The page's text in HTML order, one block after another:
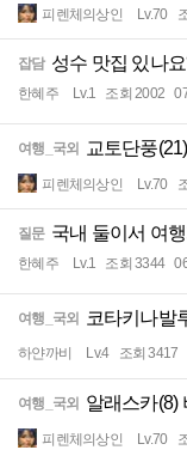
피렌체의상인 Lv.70
잡담 성수 맛집 있나
한혜주 Lv.1 조회 2002
여행_국외 교토단풍
피렌체의상인 Lv.70
질문 국내 둘이서 여
한혜주 Lv.1 조회 3344
여행_국외 코타키나발
하얀까비 Lv.4 조회 3417
여행_국외 알래스카(8)
피렌체의상인 Lv.70